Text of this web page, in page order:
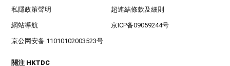
私隱政策聲明 超連結條款及細則
網站導航 京ICP备09059244号
京公网安备 11010102003523号
關注 HKTDC